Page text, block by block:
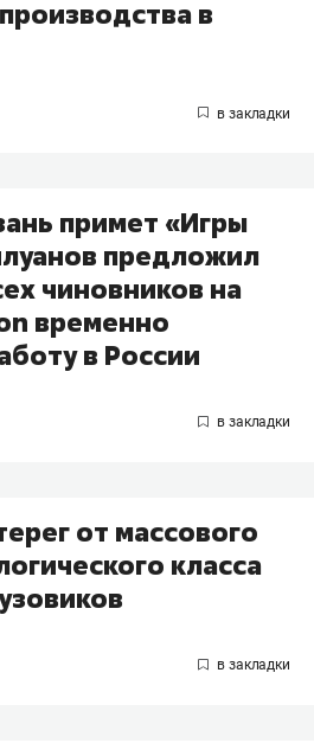
в
примет «Игры
предложил
чиновников на
временно
в России
от массового
класса